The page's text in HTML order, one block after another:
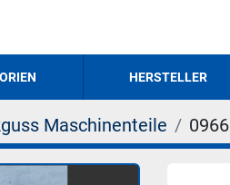
HERSTELLER
Maschinenteile 0966